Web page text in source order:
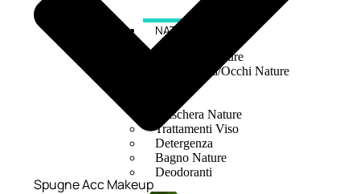
NATURALI
Fragranze Nature
Viso/Labbra/Occhi Nature
Maschera Nature
Trattamenti Viso
Detergenza
Bagno Nature
Deodoranti
Spugne Acc Makeup